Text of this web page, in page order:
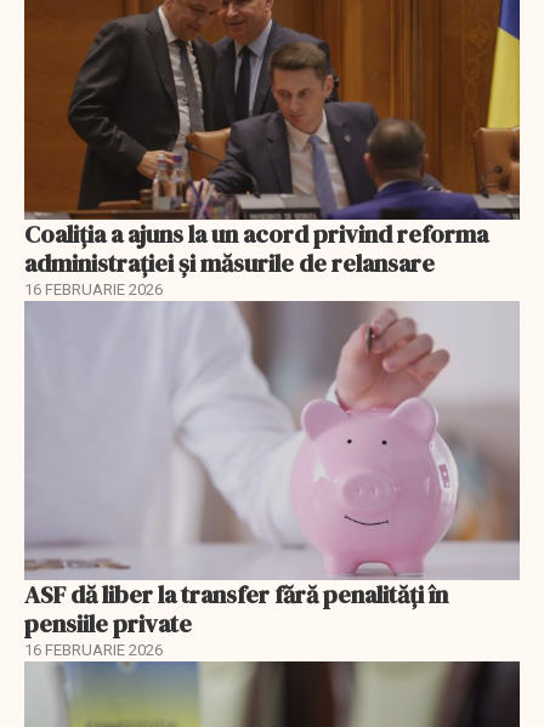
Coaliția a ajuns la un acord privind reforma
administrației și măsurile de relansare
16 FEBRUARIE 2026
ASF dă liber la transfer fără penalități în
pensiile private
16 FEBRUARIE 2026